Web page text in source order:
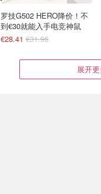
罗技G502 HERO降价！不
到€30就能入手电竞神鼠
€28.41 €31.96
展开